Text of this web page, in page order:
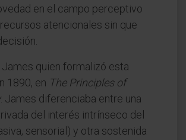
en el campo perceptivo
atencionales sin que
James quien formalizó esta
1890, en The Principles of
. James diferenciaba entre una
del interés intrínseco del
sensorial) y otra sostenida